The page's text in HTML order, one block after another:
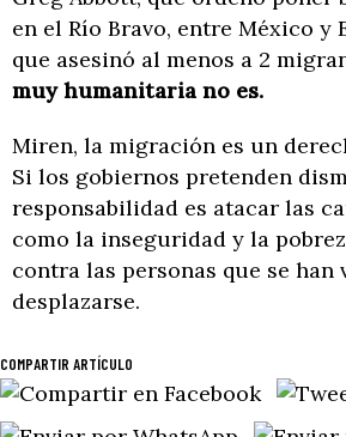
en el Río Bravo, entre México y
que asesinó al menos a 2
muy humanitaria no es.
Miren, la migración es un
Si los gobiernos pretenden
responsabilidad es atacar las
como la inseguridad y la
contra las personas que se han
desplazarse.
COMPARTIR ARTÍCULO